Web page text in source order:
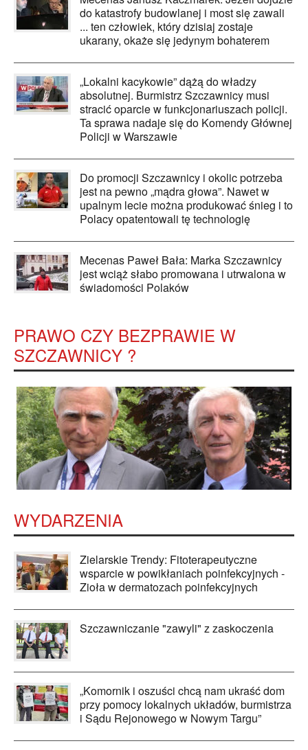
do katastrofy budowlanej i most się zawali
... ten człowiek, który dzisiaj zostaje
ukarany, okaże się jedynym bohaterem
„Lokalni kacykowie” dążą do władzy
absolutnej. Burmistrz Szczawnicy musi
stracić oparcie w funkcjonariuszach policji.
Ta sprawa nadaje się do Komendy Głównej
Policji w Warszawie
Do promocji Szczawnicy i okolic potrzeba
jest na pewno „mądra głowa”. Nawet w
upalnym lecie można produkować śnieg i to
Polacy opatentowali tę technologię
Mecenas Paweł Bała: Marka Szczawnicy
jest wciąż słabo promowana i utrwalona w
świadomości Polaków
PRAWO CZY BEZPRAWIE W
SZCZAWNICY ?
WYDARZENIA
Zielarskie Trendy: Fitoterapeutyczne
wsparcie w powikłaniach poinfekcyjnych -
Zioła w dermatozach poinfekcyjnych
Szczawniczanie "zawyli" z zaskoczenia
„Komornik i oszuści chcą nam ukraść dom
przy pomocy lokalnych układów, burmistrza
i Sądu Rejonowego w Nowym Targu”